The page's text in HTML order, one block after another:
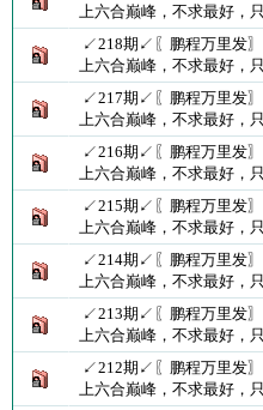
上六合巅峰，不求最好，
↙218期↙〖鹏程万里发〗
上六合巅峰，不求最好，
↙217期↙〖鹏程万里发〗
上六合巅峰，不求最好，
↙216期↙〖鹏程万里发〗
上六合巅峰，不求最好，
↙215期↙〖鹏程万里发〗
上六合巅峰，不求最好，
↙214期↙〖鹏程万里发〗
上六合巅峰，不求最好，
↙213期↙〖鹏程万里发〗
上六合巅峰，不求最好，
↙212期↙〖鹏程万里发〗
上六合巅峰，不求最好，